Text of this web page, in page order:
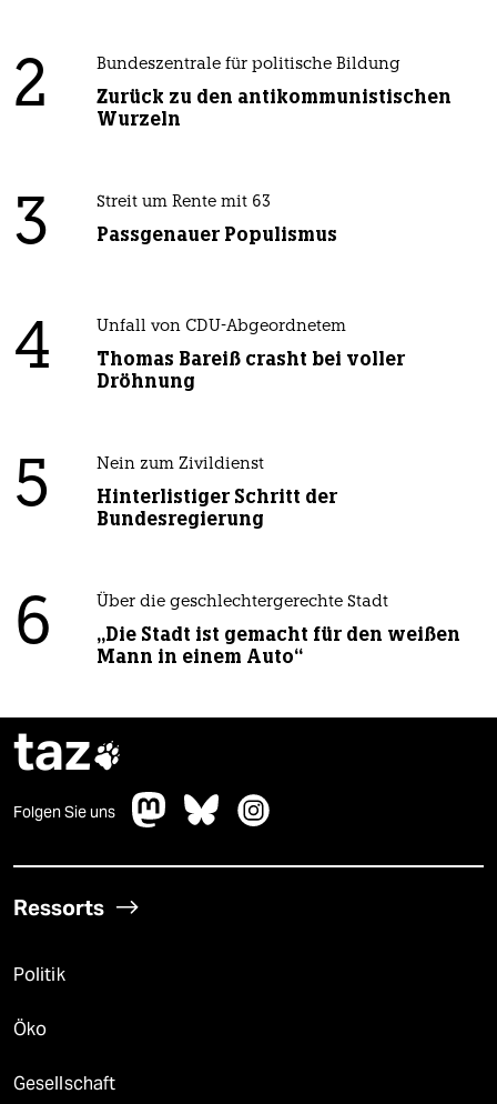
2 Bundeszentrale für politische Bildung
Zurück zu den antikommunistischen
Wurzeln
3 Streit um Rente mit 63
Passgenauer Populismus
4 Unfall von CDU-Abgeordnetem
Thomas Bareiß crasht bei voller
Dröhnung
5 Nein zum Zivildienst
Hinterlistiger Schritt der
Bundesregierung
6 Über die geschlechtergerechte Stadt
„Die Stadt ist gemacht für den weißen
Mann in einem Auto“
taz
Folgen Sie uns
Ressorts
Politik
Öko
Gesellschaft